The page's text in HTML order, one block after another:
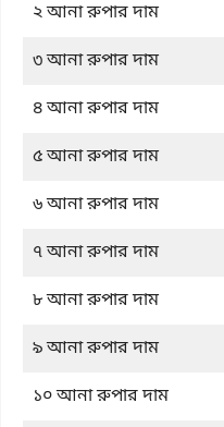
২ আনা রুপার দাম
৩ আনা রুপার দাম
৪ আনা রুপার দাম
৫ আনা রুপার দাম
৬ আনা রুপার দাম
৭ আনা রুপার দাম
৮ আনা রুপার দাম
৯ আনা রুপার দাম
১০ আনা রুপার দাম